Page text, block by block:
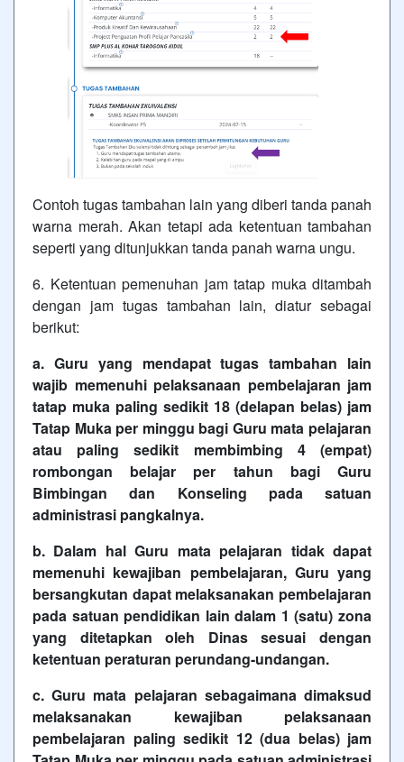
Contoh tugas tambahan lain yang diberi tanda panah
warna merah. Akan tetapi ada ketentuan tambahan
seperti yang ditunjukkan tanda panah warna ungu.
6. Ketentuan pemenuhan jam tatap muka ditambah
dengan jam tugas tambahan lain, diatur sebagai
berikut:
a. Guru yang mendapat tugas tambahan lain
wajib memenuhi pelaksanaan pembelajaran jam
tatap muka paling sedikit 18 (delapan belas) jam
Tatap Muka per minggu bagi Guru mata pelajaran
atau paling sedikit membimbing 4 (empat)
rombongan belajar per tahun bagi Guru
Bimbingan dan Konseling pada satuan
administrasi pangkalnya.
b. Dalam hal Guru mata pelajaran tidak dapat
memenuhi kewajiban pembelajaran, Guru yang
bersangkutan dapat melaksanakan pembelajaran
pada satuan pendidikan lain dalam 1 (satu) zona
yang ditetapkan oleh Dinas sesuai dengan
ketentuan peraturan perundang-undangan.
c. Guru mata pelajaran sebagaimana dimaksud
melaksanakan kewajiban pelaksanaan
pembelajaran paling sedikit 12 (dua belas) jam